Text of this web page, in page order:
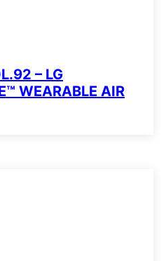
– LG
WEARABLE AIR